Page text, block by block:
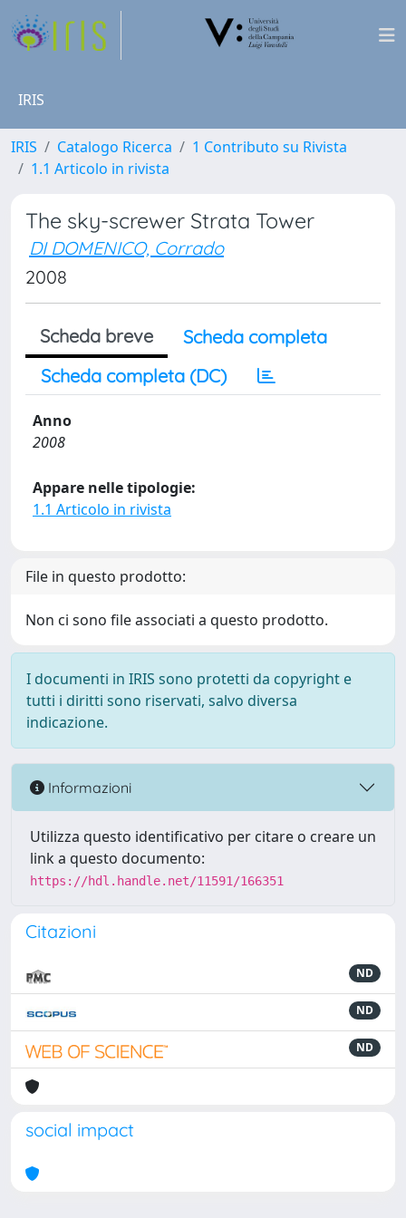
IRIS
IRIS Catalogo Ricerca
1 Contributo su Rivista
1.1 Articolo in rivista
The sky-screwer Strata Tower
DI DOMENICO, Corrado
2008
Scheda breve
Scheda completa
Scheda completa (DC)
Anno
2008
Appare nelle tipologie:
1.1 Articolo in rivista
File in questo prodotto:
Non ci sono file associati a questo prodotto.
I documenti in IRIS sono protetti da copyright e
tutti i diritti sono riservati, salvo diversa
indicazione.
Informazioni
Utilizza questo identificativo per citare o creare un
link a questo documento:
https://hdl.handle.net/11591/166351
Citazioni
ND
ND
ND
social impact